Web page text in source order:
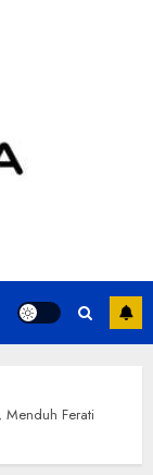
Menduh Ferati